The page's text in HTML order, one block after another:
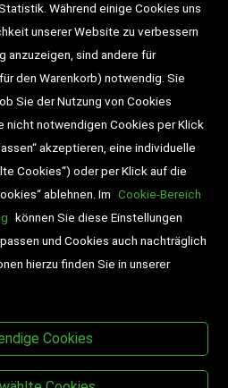
Schultaschen
UNS
Während einige Cookies uns
unserer Website zu verbessern
anzuzeigen, sind andere für
den Warenkorb) notwendig. Sie
Sie der Nutzung von Cookies
nicht notwendigen Cookies per Klick
akzeptieren, eine individuelle
Cookies“) oder per Klick auf die
ablehnen. Im Cookie-Bereich
können Sie diese Einstellungen
und Cookies auch nachträglich
hierzu finden Sie in unserer
Cookies